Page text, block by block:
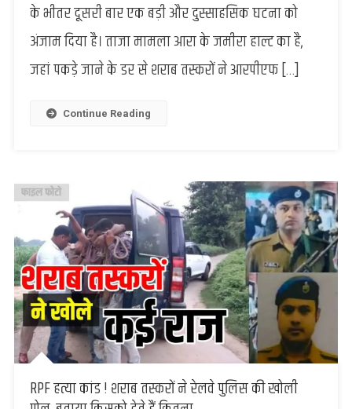
शराब
का
तांडव,
के
पर
झोंक
दिया
फायर
के भीतर दूसरी बार एक बड़ी और दुस्साहसिक घटना को
अंजाम दिया है। ताजा मामला आरा के जमीरा हाल्ट का है,
जहां पकड़े जाने के डर से शराब तस्करों ने आरपीएफ […]
Continue Reading
RPF हत्या कांड ! शराब तस्करों ने रेलवे पुलिस की खोली